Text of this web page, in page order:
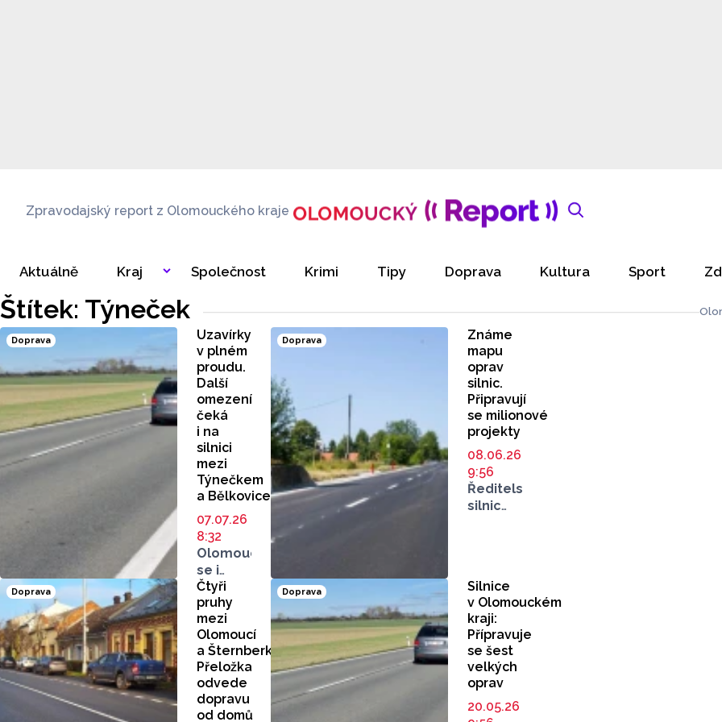
Zpravodajský report z Olomouckého kraje
Aktuálně Kraj Společnost Krimi Tipy Doprava Kultura Sport
Štítek: Týneček
Doprava
Uzavírky
v plném
proudu.
Další
omezení
čeká
i na
silnici
mezi
Týnečkem
a Bělkovicemi
07.07.26
8:32
Olomouc
se i
nadále
chystá
na dopravní
omezení.
Několik
desítek
už běží,
další
Doprava
Známe
mapu
oprav
silnic.
Připravují
se milionové
projekty
08.06.26
9:56
Ředitelství
silnic
oprav
na červen.
Na omezení
můžete
narazit
hned
na šesti
místech.
Doprava
Čtyři
pruhy
mezi
Olomoucí
a Šternberkem?
Přeložka
odvede
dopravu
od domů
Doprava
Silnice
v Olomouckém
kraji:
Přípravuje
se šest
velkých
oprav
20.05.26